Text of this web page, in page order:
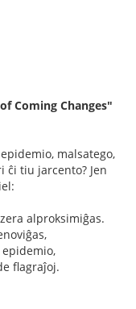
Coming Changes"
malsatego,
ĉi tiu jarcento? Jen
alproksimiĝas.
epidemio,
flagraĵoj.